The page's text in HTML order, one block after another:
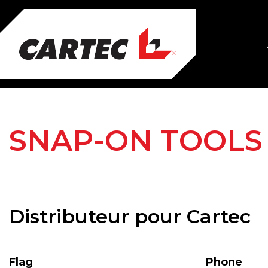
to
content
SNAP-ON
Distributeur pour Cartec
Flag
Phone